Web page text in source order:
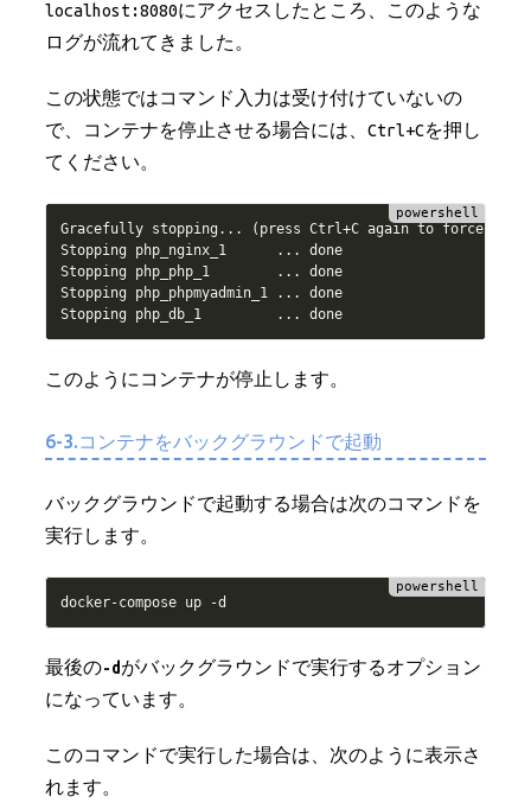
localhost:8080にアクセスしたところ、このような
ログが流れてきました。
この状態ではコマンド入力は受け付けていないの
で、コンテナを停止させる場合には、Ctrl+Cを押し
てください。
Gracefully stopping . . . ( press Ctrl+C again to force
Stopping php_nginx_1
. . .
done
Stopping php_php_1
. . .
done
Stopping php_phpmyadmin_1
. . .
done
Stopping php_db_1
. . .
このようにコンテナが停止します。
6-3.コンテナをバックグラウンドで起動
バックグラウンドで起動する場合は次のコマンドを
実行します。
docker-compose up -
最後の-dがバックグラウンドで実行するオプション
になっています。
このコマンドで実行した場合は、次のように表示さ
れます。